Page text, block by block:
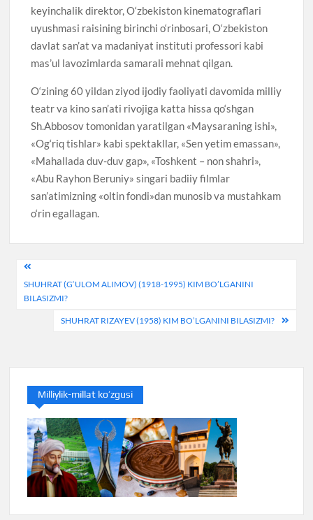
keyinchalik direktor, O‘zbekiston kinematograflari
uyushmasi raisining birinchi o‘rinbosari, O‘zbekiston
davlat san’at va madaniyat instituti professori kabi
mas’ul lavozimlarda samarali mehnat qilgan.
O‘zining 60 yildan ziyod ijodiy faoliyati davomida milliy
teatr va kino san’ati rivojiga katta hissa qo‘shgan
Sh.Abbosov tomonidan yaratilgan «Maysaraning ishi»,
«Og‘riq tishlar» kabi spektakllar, «Sen yetim emassan»,
«Mahallada duv-duv gap», «Toshkent – non shahri»,
«Abu Rayhon Beruniy» singari badiiy filmlar
san’atimizning «oltin fondi»dan munosib va mustahkam
o‘rin egallagan.
Post
menyusi
SHUHRAT (G‘ULOM ALIMOV) (1918-1995) KIM BO’LGANINI
BILASIZMI?
SHUHRAT RIZAYEV (1958) KIM BO’LGANINI BILASIZMI?
Milliylik-millat ko’zgusi